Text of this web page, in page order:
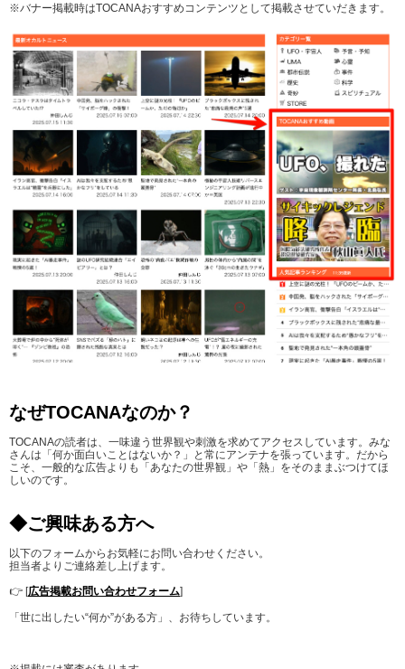
※バナー掲載時はTOCANAおすすめコンテンツとして掲載させていだきます。
なぜTOCANAなのか？
TOCANAの読者は、一味違う世界観や刺激を求めてアクセスしています。みな
さんは「何か面白いことはないか？」と常にアンテナを張っています。だから
こそ、一般的な広告よりも「あなたの世界観」や「熱」をそのままぶつけてほ
しいのです。
◆ご興味ある方へ
以下のフォームからお気軽にお問い合わせください。
担当者よりご連絡差し上げます。
👉 [広告掲載お問い合わせフォーム]
「世に出したい“何か”がある方」、お待ちしています。